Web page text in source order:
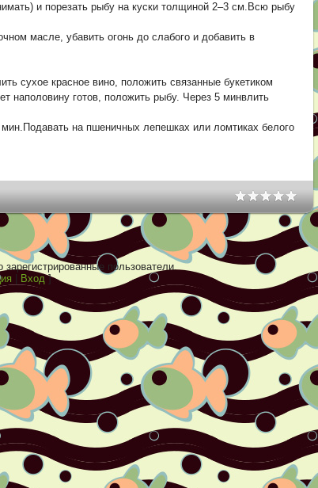
и порезать рыбу на куски толщиной 2–3 см.Всю рыбу
масле, убавить огонь до слабого и добавить в
сухое красное вино, положить связанные букетиком
наполовину готов, положить рыбу. Через 5 минвлить
на пшеничных лепешках или ломтиках белого
пользователи.
Вход]